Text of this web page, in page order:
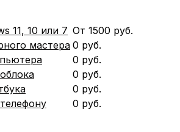
11, 10 или 7 От 1500 руб.
мастера 0 руб.
0 руб.
0 руб.
0 руб.
0 руб.